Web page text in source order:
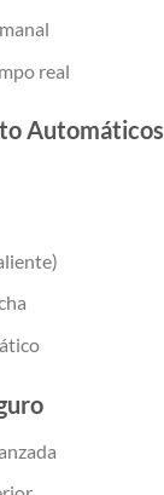
real
Automáticos